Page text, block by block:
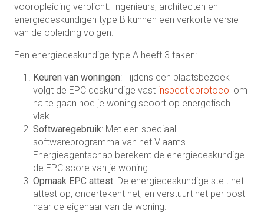
vooropleiding verplicht. Ingenieurs, architecten en
energiedeskundigen type B kunnen een verkorte versie
van de opleiding volgen.
Een energiedeskundige type A heeft 3 taken:
Keuren van woningen: Tijdens een plaatsbezoek
volgt de EPC deskundige vast inspectieprotocol om
na te gaan hoe je woning scoort op energetisch
vlak.
Softwaregebruik: Met een speciaal
softwareprogramma van het Vlaams
Energieagentschap berekent de energiedeskundige
de EPC score van je woning.
Opmaak EPC attest: De energiedeskundige stelt het
attest op, ondertekent het, en verstuurt het per post
naar de eigenaar van de woning.